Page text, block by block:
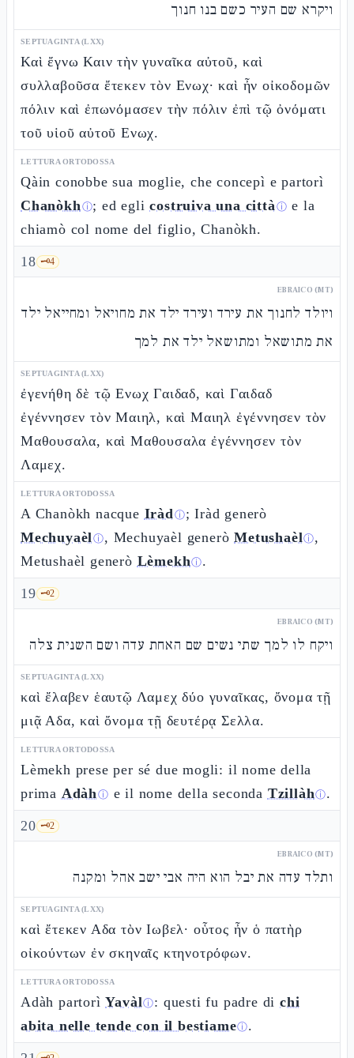
ויקרא שם העיר כשם בנו חנוך
SEPTUAGINTA (LXX)
Καὶ ἔγνω Καιν τὴν γυναῖκα αὐτοῦ, καὶ
συλλαβοῦσα ἔτεκεν τὸν Ενωχ· καὶ ἦν οἰκοδομῶν
πόλιν καὶ ἐπωνόμασεν τὴν πόλιν ἐπὶ τῷ ὀνόματι
τοῦ υἱοῦ αὐτοῦ Ενωχ.
LETTURA ORTODOSSA
Qàin conobbe sua moglie, che concepì e partorì
Chanòkhⓘ; ed eglicostruiva una cittàⓘ e la
chiamò col nome del figlio, Chanòkh.
18 🗝️4
EBRAICO (MT)
ויולד לחנוך את עירד ועירד ילד את מחויאל ומחייאל ילד
את מתושאל ומתושאל ילד את למך
SEPTUAGINTA (LXX)
ἐγενήθη δὲ τῷ Ενωχ Γαιδαδ, καὶ Γαιδαδ
ἐγέννησεν τὸν Μαιηλ, καὶ Μαιηλ ἐγέννησεν τὸν
Μαθουσαλα, καὶ Μαθουσαλα ἐγέννησεν τὸν
Λαμεχ.
LETTURA ORTODOSSA
A Chanòkh nacque Iràdⓘ; Iràd generò
Mechuyaèlⓘ, Mechuyaèl generòMetushaèlⓘ,
Metushaèl generò Lèmekhⓘ.
19 🗝️2
EBRAICO (MT)
ויקח לו למך שתי נשים שם האחת עדה ושם השנית צלה
SEPTUAGINTA (LXX)
καὶ ἔλαβεν ἑαυτῷ Λαμεχ δύο γυναῖκας, ὄνομα τῇ
μιᾷ Αδα, καὶ ὄνομα τῇ δευτέρᾳ Σελλα.
LETTURA ORTODOSSA
Lèmekh prese per sé due mogli: il nome della
prima Adàhⓘ e il nome della seconda Tzillàhⓘ.
20 🗝️2
EBRAICO (MT)
ותלד עדה את יבל הוא היה אבי ישב אהל ומקנה
SEPTUAGINTA (LXX)
καὶ ἔτεκεν Αδα τὸν Ιωβελ· οὗτος ἦν ὁ πατὴρ
οἰκούντων ἐν σκηναῖς κτηνοτρόφων.
LETTURA ORTODOSSA
Adàh partorìYavàlⓘ: questi fu padre dichi
abita nelle tende con il bestiameⓘ.